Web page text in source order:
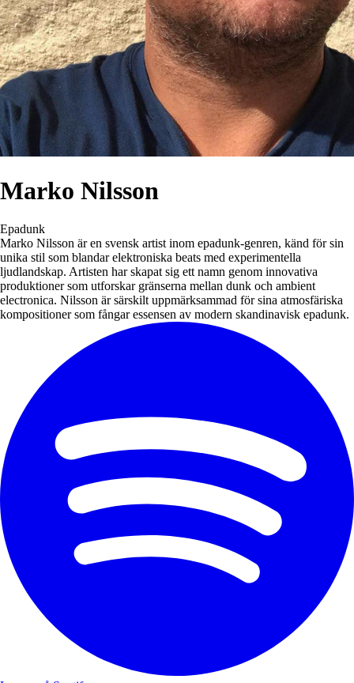
Marko Nilsson
Epadunk
Marko Nilsson är en svensk artist inom epadunk-genren, känd för sin
unika stil som blandar elektroniska beats med experimentella
ljudlandskap. Artisten har skapat sig ett namn genom innovativa
produktioner som utforskar gränserna mellan dunk och ambient
electronica. Nilsson är särskilt uppmärksammad för sina atmosfäriska
kompositioner som fångar essensen av modern skandinavisk epadunk.